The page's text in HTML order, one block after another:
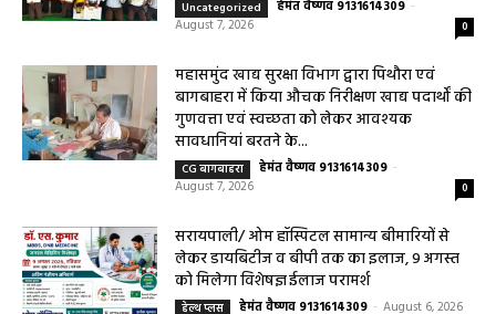
महासमुंद राष्ट्रीय तंबाकू नियंत्रण कार्यक्रम के तहत
जागरूकता कार्यशाला आयोजित विद्यार्थियों को
तंबाकू के दुष्प्रभावों की दी जानकारी
Uncategorized हेमंत वैष्णव 9131614309
August 7, 2026
0
महासमुंद खाद्य सुरक्षा विभाग द्वारा पिथौरा एवं
बागबाहरा में किया औचक निरीक्षण खाद्य पदार्थों की
गुणवत्ता एवं स्वच्छता को लेकर आवश्यक
सावधानियां बरतने के...
CG बागबाहरा हेमंत वैष्णव 9131614309 -
August 7, 2026